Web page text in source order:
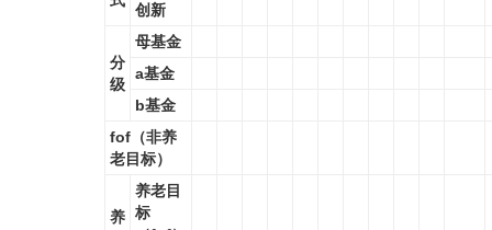
创新
分
级
母基金
a基金
b基金
fof（非养
老目标）
养
养老目
标